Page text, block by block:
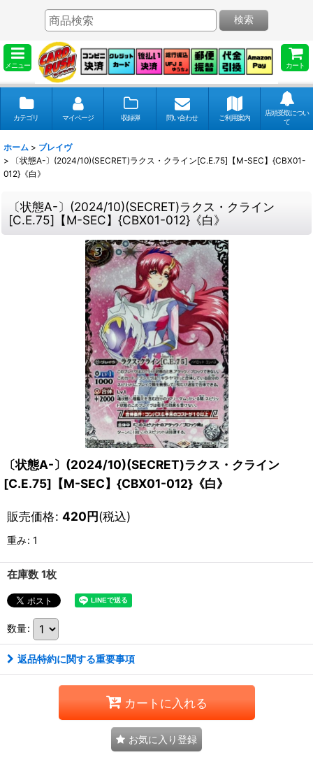
メニュー カート
検索
カテゴリ マイページ 収録弾 問い合わせ ご利用案内
店頭受取につい
て
ホーム > ブレイヴ
>
〔状態A-〕(2024/10)(SECRET)ラクス・クライン[C.E.75]【M-SEC】{CBX01-
012}《白》
〔状態A-〕(2024/10)(SECRET)ラクス・クライン
[C.E.75]【M-SEC】{CBX01-012}《白》
〔状態A-〕(2024/10)(SECRET)ラクス・クライン
[C.E.75]【M-SEC】{CBX01-012}《白》
販売価格: 420円(税込)
重み: 1
在庫数 1枚
数量:
返品特約に関する重要事項
カートに入れる
お気に入り登録